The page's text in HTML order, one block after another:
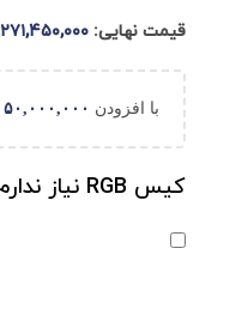
قیمت نهایی: ۲۷۱,۴۵۰,۰۰۰
با افزودن ۵۰,۰۰۰,۰۰۰
کیس RGB نیاز ندارم ساده باشه